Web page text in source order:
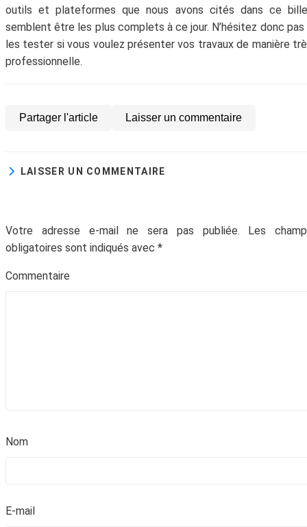
outils et plateformes que nous avons cités dans ce
semblent être les plus complets à ce jour. N’hésitez donc pas
les tester si vous voulez présenter vos travaux de manière
professionnelle.
Partager l'article Laisser un commentaire
LAISSER UN COMMENTAIRE
Votre adresse e-mail ne sera pas publiée.
Les
obligatoires sont indiqués avec *
Commentaire
Nom
E-mail